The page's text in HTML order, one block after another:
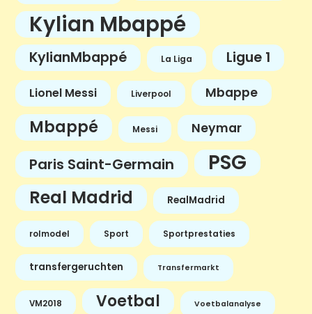
Kylian Mbappé
KylianMbappé La Liga Ligue 1
Lionel Messi Liverpool Mbappe
Mbappé Messi Neymar
Paris Saint-Germain PSG
Real Madrid RealMadrid
rolmodel Sport Sportprestaties
transfergeruchten Transfermarkt
VM2018 Voetbal Voetbalanalyse